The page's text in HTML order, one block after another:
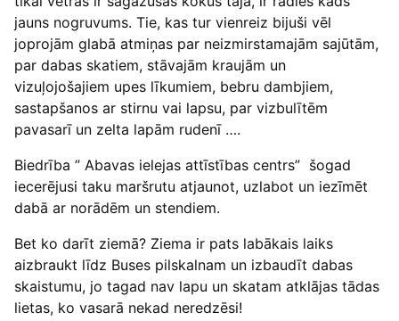
jauns nogruvums. Tie, kas tur vienreiz bijuši vēl
joprojām glabā atmiņas par neizmirstamajām sajūtām,
par dabas skatiem, stāvajām kraujām un
vizuļojošajiem upes līkumiem, bebru dambjiem,
sastapšanos ar stirnu vai lapsu, par vizbulītēm
pavasarī un zelta lapām rudenī ….
Biedrība ” Abavas ielejas attīstības centrs” šogad
iecerējusi taku maršrutu atjaunot, uzlabot un iezīmēt
dabā ar norādēm un stendiem.
Bet ko darīt ziemā? Ziema ir pats labākais laiks
aizbraukt līdz Buses pilskalnam un izbaudīt dabas
skaistumu, jo tagad nav lapu un skatam atklājas tādas
lietas, ko vasarā nekad neredzēsi!